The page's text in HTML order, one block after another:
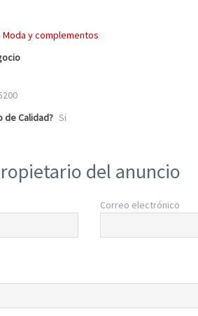
Moda y complementos
de Calidad? Si
del anuncio
Correo electrónico